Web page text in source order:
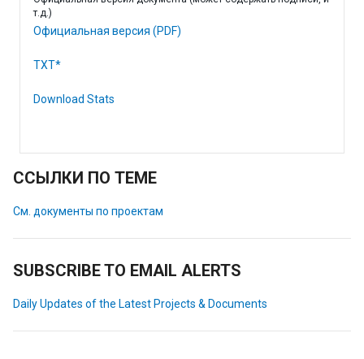
т.д.)
Официальная версия (PDF)
TXT*
Download Stats
ССЫЛКИ ПО ТЕМЕ
См. документы по проектам
SUBSCRIBE TO EMAIL ALERTS
Daily Updates of the Latest Projects & Documents